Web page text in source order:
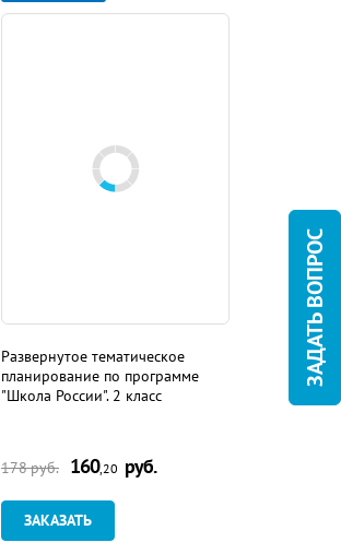
Развернутое тематическое
планирование по программе
"Школа России". 2 класс
178руб. 160,20 руб.
ЗАКАЗАТЬ
ЗАДАТЬ ВОПРОС